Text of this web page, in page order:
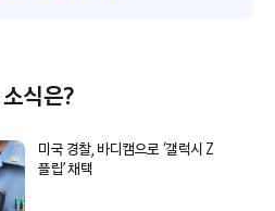
식은?
미국 경찰, 바디캠으로 ‘갤럭시 Z
플립’ 채택